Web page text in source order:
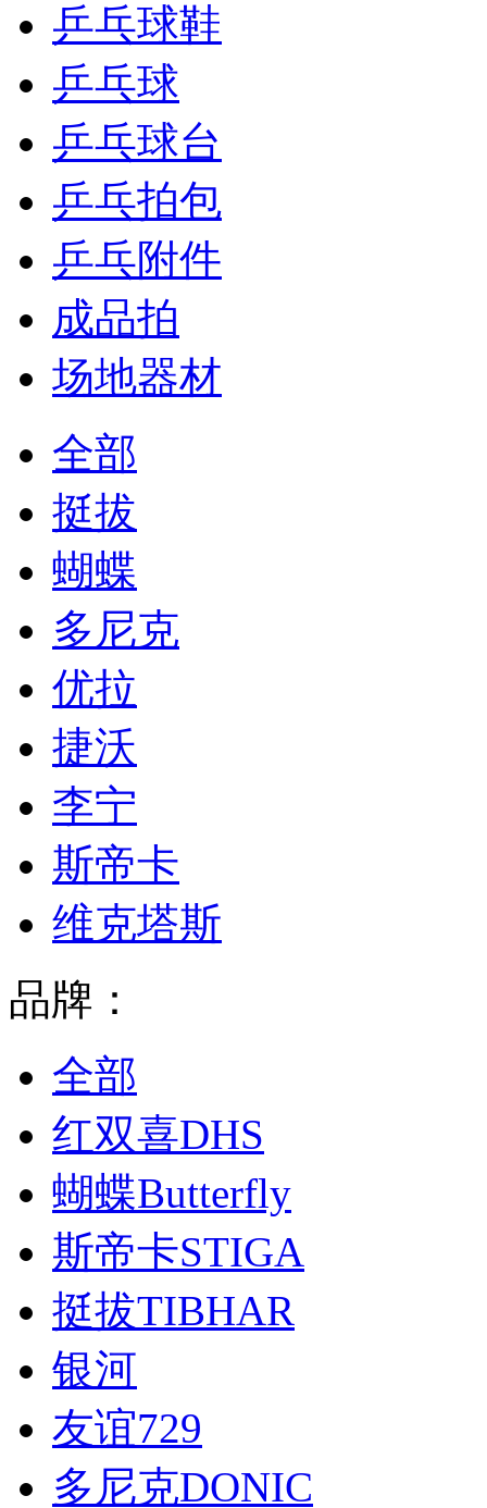
乒乓球鞋
乒乓球
乒乓球台
乒乓拍包
乒乓附件
成品拍
场地器材
全部
挺拔
蝴蝶
多尼克
优拉
捷沃
李宁
斯帝卡
维克塔斯
品牌：
全部
红双喜DHS
蝴蝶Butterfly
斯帝卡STIGA
挺拔TIBHAR
银河
友谊729
多尼克DONIC